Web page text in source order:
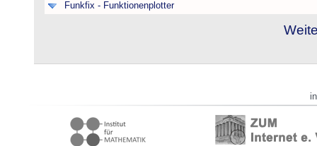
Funkfix - Funktionenplotter